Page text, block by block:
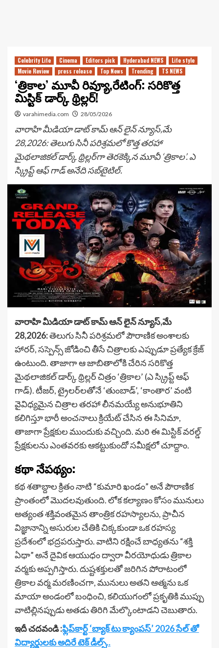
Celebrity Life Cinema Editors pick Hyderabad NEWS
Life style
Movie Review
press release Top News Trending TS NEWS
‘త్రికాల’ మూవీ రివ్యూ,రేటింగ్: సరికొత్త
మిస్టిక్ డార్క్ థ్రిల్లర్!
varahimedia.com 28/05/2026
వారాహి మీడియా డాట్ కామ్ ఆన్ లైన్ న్యూస్,మే
28,2026: తెలుగు సినీ పరిశ్రమలో కొత్త తరహా
మైథలాజికల్ డార్క్ థ్రిల్లర్‌గా తెర‌కెక్కిన‌ మూవీ ‘త్రికాల’. ఎ
స్క్రిప్ట్ ఆఫ్ గాడ్ అనేది స‌బ్‌టైటిల్.
వారాహి మీడియా డాట్ కామ్ ఆన్ లైన్ న్యూస్,మే
28,2026:తెలుగు సినీ పరిశ్రమలో పౌరాణిక అంశాలకు
హారర్, సస్పెన్స్ జోడించి తీసే చిత్రాలకు ఎప్పుడూ ప్రత్యేక క్రేజ్
ఉంటుంది. తాజాగా ఆ జాబితాలోకి చేరిన సరికొత్త
మైథలాజికల్ డార్క్ థ్రిల్లర్ చిత్రం ‘త్రికాల’ (ఎ స్క్రిప్ట్ ఆఫ్
గాడ్). టీజర్, ట్రైలర్‌లతోనే ‘తుంబాడ్’, ‘కాంతార’ వంటి
వైవిధ్యమైన చిత్రాల తరహా లీనమయ్యే అనుభూతిని
కలిగిస్తూ భారీ అంచనాలు క్రియేట్ చేసిన ఈ సినిమా,
తాజాగా ప్రేక్షకుల ముందుకు వచ్చింది. మరి ఈ మిస్టిక్ వరల్డ్
ప్రేక్షకులను ఎంతవరకు ఆకట్టుకుందో సమీక్షలో చూద్దాం.
కథా నేపథ్యం:
కథ శతాబ్దాల క్రితం నాటి “కుమారి ఖండం” అనే పౌరాణిక
ప్రాంతంలో మొదలవుతుంది. లోక కల్యాణం కోసం మునులు
అత్యంత శక్తివంతమైన తాంత్రిక రహస్యాలను, ప్రాచీన
విజ్ఞానాన్ని అసురుల చేతికి చిక్కకుండా ఒక రహస్య
ప్రదేశంలో భద్రపరుస్తారు. వాటిని రక్షించే బాధ్యతను “శక్తి
ఏథా” అనే దైవిక ఆయుధం ద్వారా వీరయోధుడు త్రికాల
వర్మకు అప్పగిస్తారు. దుష్టశక్తులతో జరిగిన పోరాటంలో
త్రికాల వర్మ మరణించగా, మునులు అతని ఆత్మను ఒక
మాయా అండంలో బంధించి, కలియుగంలో ప్రకృతికి ముప్పు
వాటిల్లినప్పుడు అతడు తిరిగి మేల్కొంటాడని చెబుతారు.
ఇదీ చదవండి :ఫ్లిప్‌కార్ట్ ‘బ్యాక్ టు క్యాంపస్’ 2026 సేల్ తో
విద్యార్థులకు అదిరే టెక్ డీల్స్..